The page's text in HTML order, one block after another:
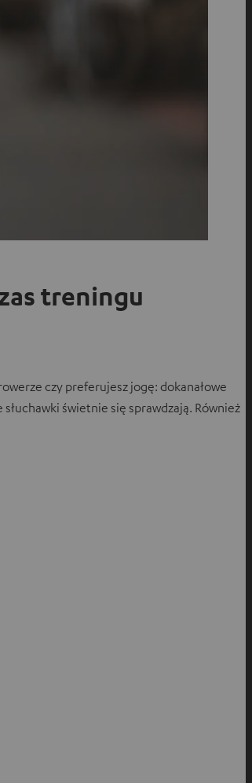
treningu
czy preferujesz jogę: dokanałowe
świetnie się sprawdzają. Również